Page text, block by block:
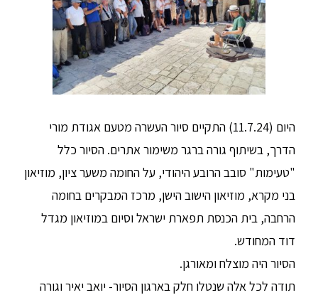
היום (11.7.24) התקיים סיור העשרה מטעם אגודת מורי
הדרך, בשיתוף גורה ברגר משימור אתרים. הסיור כלל
"טעימות" סובב הרובע היהודי, על החומה משער ציון, מוזיאון
בני מקרא, מוזיאון הישוב הישן, מרכז המבקרים בחומה
הרחבה, בית הכנסת תפארת ישראל וסיום במוזיאון מגדל
דוד המחודש.
הסיור היה מוצלח ומאורגן.
תודה לכל אלה שנטלו חלק בארגון הסיור-יואב יאיר וגורה